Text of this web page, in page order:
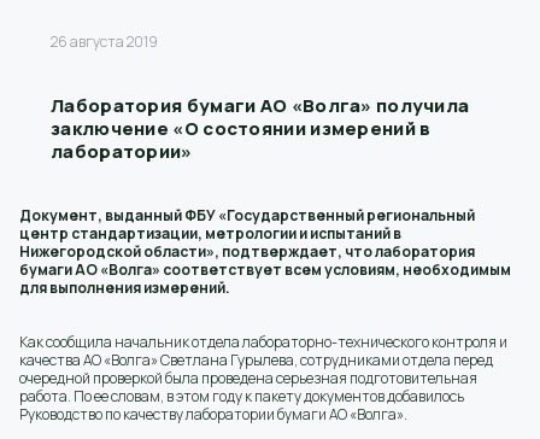
26 августа 2019
Лаборатория бумаги АО «Волга» получила
заключение «О состоянии измерений в
лаборатории»
Документ, выданный ФБУ «Государственный региональный
центр стандартизации, метрологии и испытаний в
Нижегородской области», подтверждает, что лаборатория
бумаги АО «Волга» соответствует всем условиям, необходимым
для выполнения измерений.
Как сообщила начальник отдела лабораторно-технического контроля и
качества АО «Волга» Светлана Гурылева, сотрудниками отдела перед
очередной проверкой была проведена серьезная подготовительная
работа. По ее словам, в этом году к пакету документов добавилось
Руководство по качеству лаборатории бумаги АО «Волга».